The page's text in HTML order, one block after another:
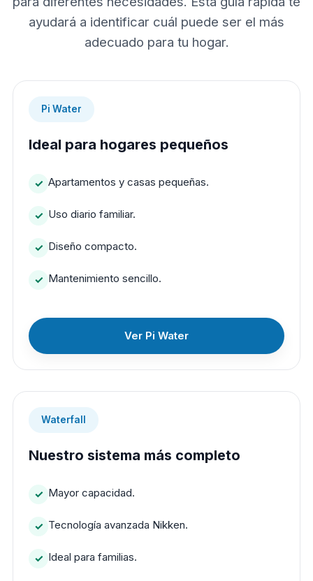
ayudará a identificar cuál puede ser el más
adecuado para tu hogar.
Pi Water
Ideal para hogares pequeños
Apartamentos y casas pequeñas.
Uso diario familiar.
Diseño compacto.
Mantenimiento sencillo.
Ver Pi Water
Waterfall
Nuestro sistema más completo
Mayor capacidad.
Tecnología avanzada Nikken.
Ideal para familias.